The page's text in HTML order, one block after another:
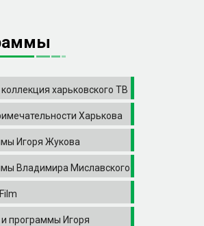
харьковского ТВ
Харькова
Игоря Жукова
Владимира Миславского
программы Игоря